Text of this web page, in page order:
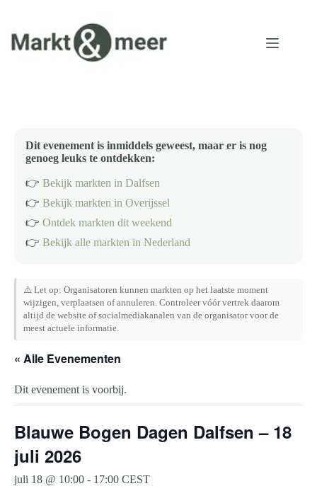
inhoud
Dit evenement is inmiddels geweest, maar er is nog
genoeg leuks te ontdekken:
👉 Bekijk markten in Dalfsen
👉 Bekijk markten in Overijssel
👉 Ontdek markten dit weekend
👉 Bekijk alle markten in Nederland
⚠️ Let op: Organisatoren kunnen markten op het laatste moment
wijzigen, verplaatsen of annuleren. Controleer vóór vertrek daarom
altijd de website of socialmediakanalen van de organisator voor de
meest actuele informatie.
« Alle Evenementen
Dit evenement is voorbij.
Blauwe Bogen Dagen Dalfsen – 18
juli 2026
juli 18 @ 10:00 - 17:00 CEST